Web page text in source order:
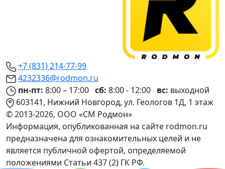
+7 (831) 214-77-99
4232336@rodmon.ru
пн-пт: 8:00 – 17:00 сб: 8:00 - 12:00 вс: выходной
603141, Нижний Новгород, ул. Геологов 1Д, 1 этаж
© 2013-2026, ООО «СМ Родмон»
Информация, опубликованная на сайте rodmon.ru
предназначена для ознакомительных целей и не
является публичной офертой, определяемой
положениями Статьи 437 (2) ГК РФ.